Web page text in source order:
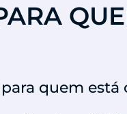
quem está